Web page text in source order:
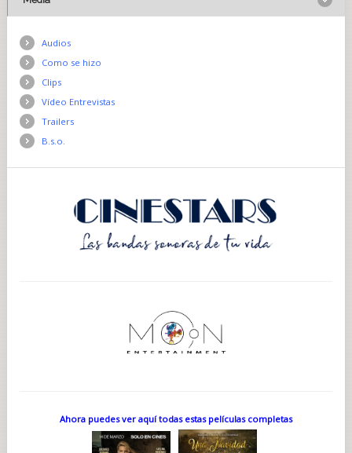
Audios
Como se hizo
Clips
Vídeo Entrevistas
Trailers
B.s.o.
Ahora puedes ver aquí todas estas películas completas